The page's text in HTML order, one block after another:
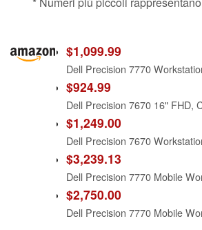
$1,099.99
$924.99
$1,249.00
$3,239.13
$2,750.00